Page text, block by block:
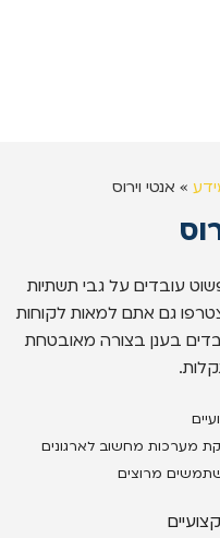
» אנטי וירוס
עובדים על גבי תשתיות
גם אתם למאות לקוחות
בענן בצורה מאובטחת
מרוצים